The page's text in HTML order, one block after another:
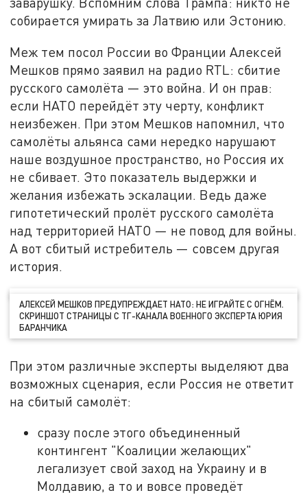
собирается умирать за Латвию или Эстонию.
Меж тем посол России во Франции Алексей
Мешков прямо заявил на радио RTL: сбитие
русского самолёта — это война. И он прав:
если НАТО перейдёт эту черту, конфликт
неизбежен. При этом Мешков напомнил, что
самолёты альянса сами нередко нарушают
наше воздушное пространство, но Россия их
не сбивает. Это показатель выдержки и
желания избежать эскалации. Ведь даже
гипотетический пролёт русского самолёта
над территорией НАТО — не повод для войны.
А вот сбитый истребитель — совсем другая
история.
АЛЕКСЕЙ МЕШКОВ ПРЕДУПРЕЖДАЕТ НАТО: НЕ ИГРАЙТЕ С ОГНЁМ.
СКРИНШОТ СТРАНИЦЫ С ТГ-КАНАЛА ВОЕННОГО ЭКСПЕРТА ЮРИЯ
БАРАНЧИКА
При этом различные эксперты выделяют два
возможных сценария, если Россия не ответит
на сбитый самолёт:
сразу после этого объединенный
контингент "Коалиции желающих"
легализует свой заход на Украину и в
Молдавию, а то и вовсе проведёт